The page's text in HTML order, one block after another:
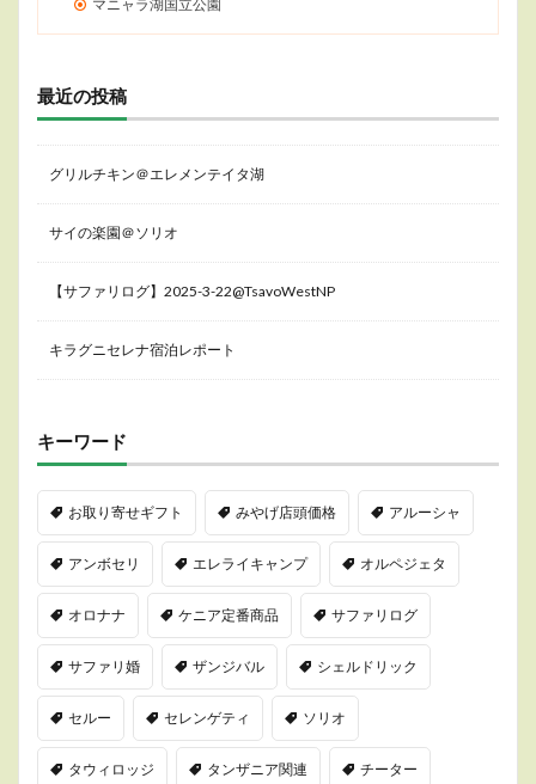
マニャラ湖国立公園
最近の投稿
グリルチキン＠エレメンテイタ湖
サイの楽園＠ソリオ
【サファリログ】2025-3-22@TsavoWestNP
キラグニセレナ宿泊レポート
キーワード
お取り寄せギフト みやげ店頭価格 アルーシャ
アンボセリ エレライキャンプ オルペジェタ
オロナナ ケニア定番商品 サファリログ
サファリ婚 ザンジバル シェルドリック
セルー セレンゲティ ソリオ
タウィロッジ タンザニア関連 チーター